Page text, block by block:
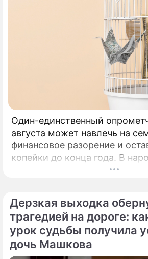
Один-единственный
августа может навлечь на
финансовое разорение и
копейки до конца года. В
календаре 10 августа 2026
Дерзкая выходка
трагедией на дороге:
урок судьбы получила
дочь Машкова